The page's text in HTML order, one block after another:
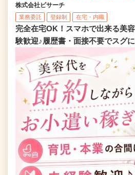
株式会社ビサーチ
業務委託 登録制 在宅・内職
完全在宅OK！スマホで出来る美
験歓迎♪履歴書・面接不要でスグ